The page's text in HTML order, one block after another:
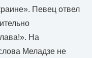
Певец отвел
На
Меладзе не